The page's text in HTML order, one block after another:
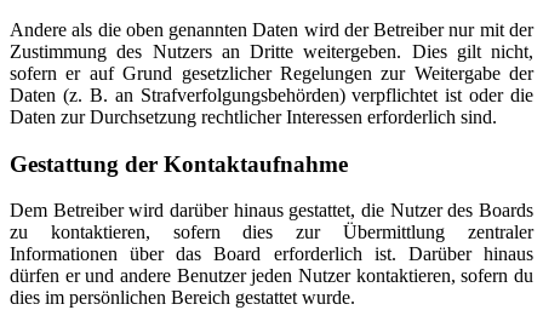
Andere als die oben genannten Daten wird der Betreiber nur mit der
Zustimmung des Nutzers an Dritte weitergeben. Dies gilt nicht,
sofern er auf Grund gesetzlicher Regelungen zur Weitergabe der
Daten (z. B. an Strafverfolgungsbehörden) verpflichtet ist oder die
Daten zur Durchsetzung rechtlicher Interessen erforderlich sind.
Gestattung der Kontaktaufnahme
Dem Betreiber wird darüber hinaus gestattet, die Nutzer des Boards
zu kontaktieren, sofern dies zur Übermittlung zentraler
Informationen über das Board erforderlich ist. Darüber hinaus
dürfen er und andere Benutzer jeden Nutzer kontaktieren, sofern du
dies im persönlichen Bereich gestattet wurde.